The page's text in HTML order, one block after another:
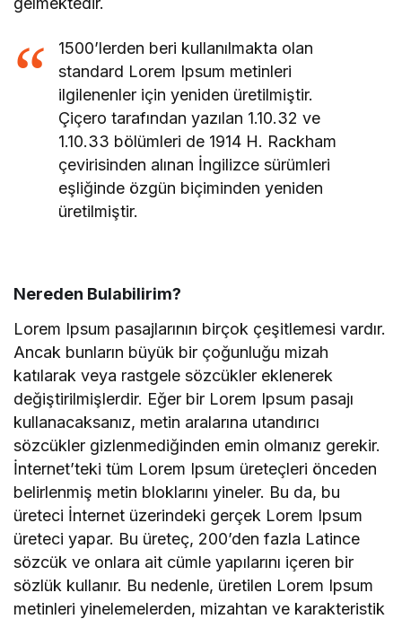
1500’lerden beri kullanılmakta olan
standard Lorem Ipsum metinleri
ilgilenenler için yeniden üretilmiştir.
Çiçero tarafından yazılan 1.10.32 ve
1.10.33 bölümleri de 1914 H. Rackham
çevirisinden alınan İngilizce sürümleri
eşliğinde özgün biçiminden yeniden
üretilmiştir.
Nereden Bulabilirim?
Lorem Ipsum pasajlarının birçok çeşitlemesi vardır.
Ancak bunların büyük bir çoğunluğu mizah
katılarak veya rastgele sözcükler eklenerek
değiştirilmişlerdir. Eğer bir Lorem Ipsum pasajı
kullanacaksanız, metin aralarına utandırıcı
sözcükler gizlenmediğinden emin olmanız gerekir.
İnternet’teki tüm Lorem Ipsum üreteçleri önceden
belirlenmiş metin bloklarını yineler. Bu da, bu
üreteci İnternet üzerindeki gerçek Lorem Ipsum
üreteci yapar. Bu üreteç, 200’den fazla Latince
sözcük ve onlara ait cümle yapılarını içeren bir
sözlük kullanır. Bu nedenle, üretilen Lorem Ipsum
metinleri yinelemelerden, mizahtan ve karakteristik